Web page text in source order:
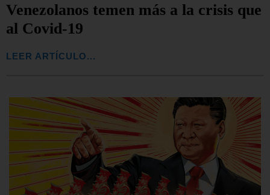
Venezolanos temen más a la crisis que
al Covid-19
LEER ARTÍCULO...